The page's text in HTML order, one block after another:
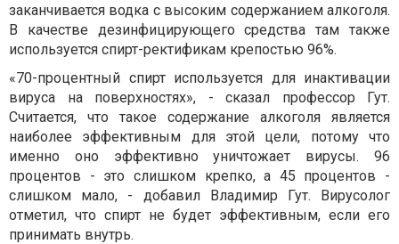
заканчивается водка с высоким содержанием алкоголя.
В качестве дезинфицирующего средства там также
используется спирт-ректификам крепостью 96%.
«70-процентный спирт используется для инактивации
вируса на поверхностях», - сказал профессор Гут.
Считается, что такое содержание алкоголя является
наиболее эффективным для этой цели, потому что
именно оно эффективно уничтожает вирусы. 96
процентов - это слишком крепко, а 45 процентов -
слишком мало, - добавил Владимир Гут. Вирусолог
отметил, что спирт не будет эффективным, если его
принимать внутрь.